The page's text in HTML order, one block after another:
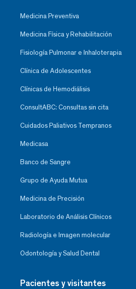
Medicina Preventiva
Medicina Física y Rehabilitación
Fisiología Pulmonar e Inhaloterapia
Clínica de Adolescentes
Clínicas de Hemodiálisis
ConsultABC: Consultas sin cita
Cuidados Paliativos Tempranos
Medicasa
Banco de Sangre
Grupo de Ayuda Mutua
Medicina de Precisión
Laboratorio de Análisis Clínicos
Radiología e Imagen molecular
Odontología y Salud Dental
Pacientes y visitantes